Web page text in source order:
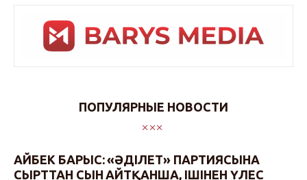
ПОПУЛЯРНЫЕ НОВОСТИ
АЙБЕК БАРЫС: «ӘДІЛЕТ» ПАРТИЯСЫНА
СЫРТТАН СЫН АЙТҚАНША, ІШІНЕН ҮЛЕС